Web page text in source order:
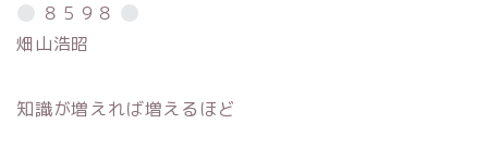
８５９８
畑山浩昭
知識が増えれば増えるほど